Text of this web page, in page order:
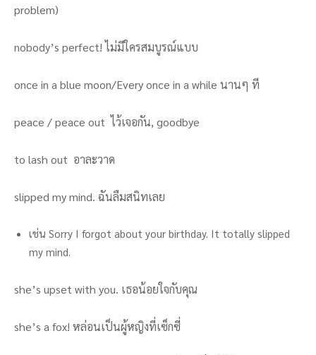
problem)
nobody’s perfect! ไม่มีใครสมบูรณ์แบบ
once in a blue moon/Every once in a while นานๆ ที
peace / peace out ไว้เจอกัน, goodbye
to lash out อาละวาด
slipped my mind. ฉันลืมสนิทเลย
เช่น Sorry I forgot about your birthday. It totally slipped
my mind.
she’s upset with you. เธอน้อยใจกับคุณ
she’s a fox! หล่อนเป็นผู้หญิงที่เซ็กซี่